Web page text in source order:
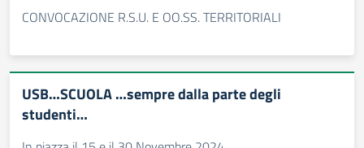
CONVOCAZIONE R.S.U. E OO.SS. TERRITORIALI
USB…SCUOLA …sempre dalla parte degli
studenti…